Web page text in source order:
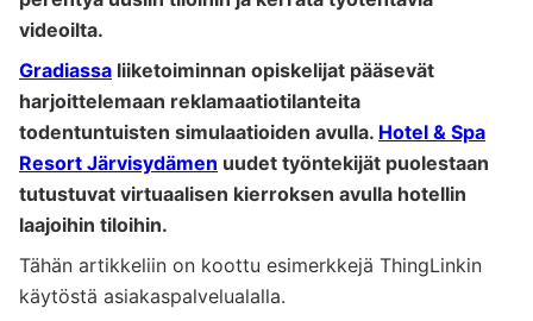
videoilta.
Gradiassa liiketoiminnan opiskelijat pääsevät
harjoittelemaan reklamaatiotilanteita
todentuntuisten simulaatioiden avulla. Hotel & Spa
Resort Järvisydämen uudet työntekijät puolestaan
tutustuvat virtuaalisen kierroksen avulla hotellin
laajoihin tiloihin.
Tähän artikkeliin on koottu esimerkkejä ThingLinkin
käytöstä asiakaspalvelualalla.